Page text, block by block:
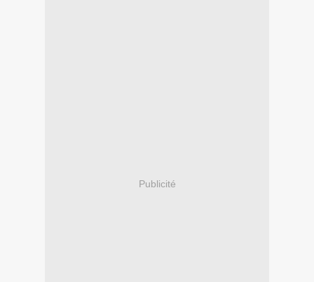
Publicité